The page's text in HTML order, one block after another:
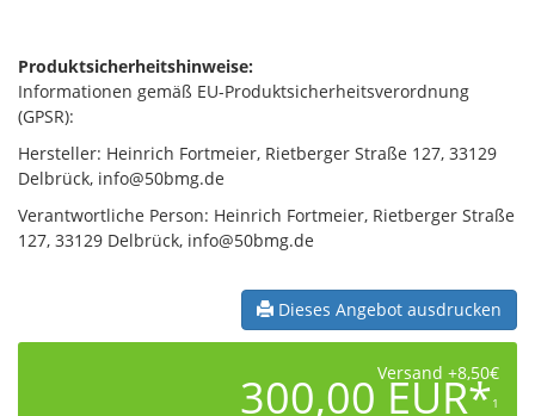
Produktsicherheitshinweise:
Informationen gemäß EU-Produktsicherheitsverordnung
(GPSR):
Hersteller: Heinrich Fortmeier, Rietberger Straße 127, 33129
Delbrück, info@50bmg.de
Verantwortliche Person: Heinrich Fortmeier, Rietberger Straße
127, 33129 Delbrück, info@50bmg.de
Dieses Angebot ausdrucken
Versand +8,50€
300,00 EUR*1